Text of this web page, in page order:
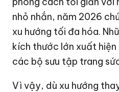
nhỏ nhắn, năm 2026
xu hướng tối đa hóa.
kích thước lớn xuất
các bộ sưu tập trang
Vì vậy, dù xu hướng